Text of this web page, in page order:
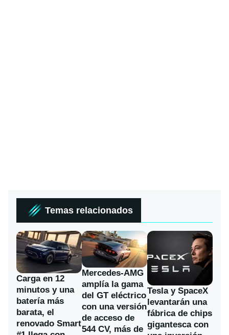
Temas relacionados
Carga en 12
minutos y una
batería más
barata, el
renovado Smart
Mercedes-AMG
amplía la gama
del GT eléctrico
con una versión
de acceso de
544 CV, más de
Tesla y SpaceX
levantarán una
fábrica de chips
gigantesca con